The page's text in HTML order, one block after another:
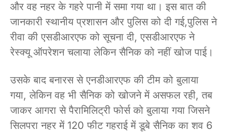
और वह नहर के गहरे पानी में समा गया था। इस बात की
जानकारी स्थानीय प्रशासन और पुलिस को दी गई,पुलिस ने
रीवा की एसडीआरएफ को सूचना दी, एसडीआरएफ ने
रेस्क्यू ऑपरेशन चलाया लेकिन सैनिक को नहीं खोज पाई।
उसके बाद बनारस से एनडीआरएफ की टीम को बुलाया
गया, लेकिन वह भी सैनिक को खोजने में असफल रही, तब
जाकर आगरा से पैरामिलिट्री फोर्स को बुलाया गया जिसने
सिलपरा नहर में 120 फीट गहराई में डूबे सैनिक का शव 6